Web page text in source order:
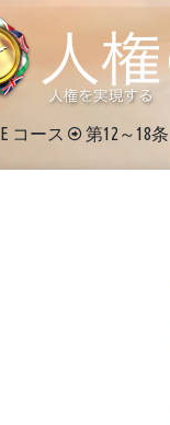
E コース 第12～18条